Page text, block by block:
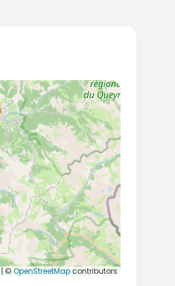
| © OpenStreetMapcontributors